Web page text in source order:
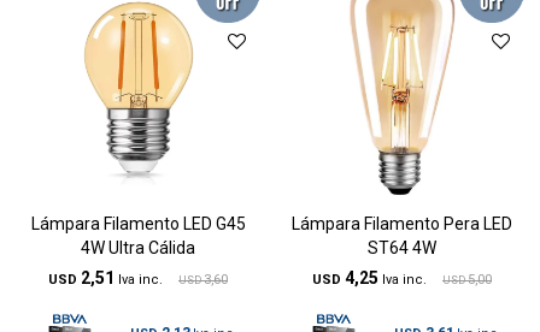
Lámpara Filamento LED G45
4W Ultra Cálida
USD 2,51 USD 3,60
Lámpara Filamento Pera LED
ST64 4W
USD 4,25 USD 5,00